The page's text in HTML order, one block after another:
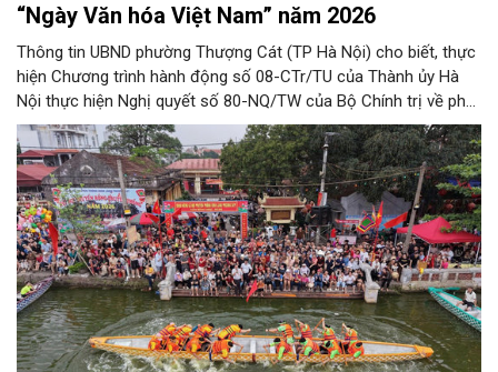
“Ngày Văn hóa Việt Nam” năm 2026
Thông tin UBND phường Thượng Cát (TP Hà Nội) cho biết, thực
hiện Chương trình hành động số 08-CTr/TU của Thành ủy Hà
Nội thực hiện Nghị quyết số 80-NQ/TW của Bộ Chính trị về phát
triển Văn hóa Việt Nam; Kế hoạch của UBND Thành phố Hà Nội,
phường Thượng Cát tổ chức nhiều hoạt động trong tháng
11/2026 hưởng ứng “Ngày Văn hóa Việt Nam” năm 2026 trên
địa bàn.